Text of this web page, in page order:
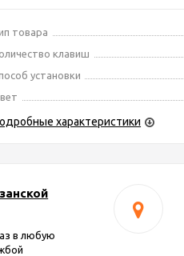
товара
клавиш
установки
характеристики
в любую